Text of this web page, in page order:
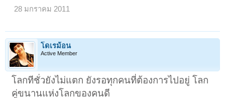
28 มกราคม 2011
โดเรม้อน
Active Member
โลกทีชั่วยังไม่แตก ยังรอทุกคนที่ต้องการไปอยู่ โลก
คู่ขนานแห่งโลกของคนดี